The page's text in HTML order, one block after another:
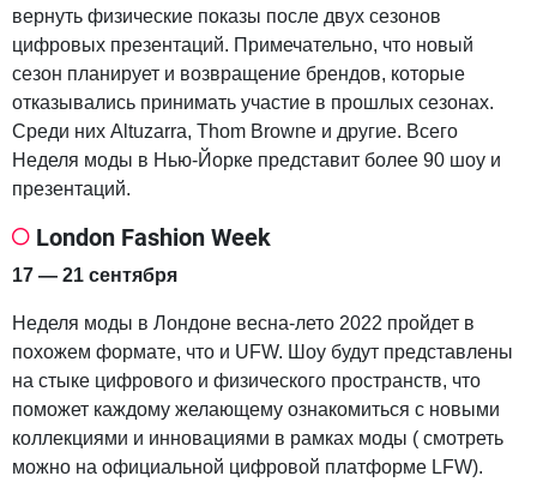
вернуть физические показы после двух сезонов
цифровых презентаций. Примечательно, что новый
сезон планирует и возвращение брендов, которые
отказывались принимать участие в прошлых сезонах.
Среди них Altuzarra, Thom Browne и другие. Всего
Неделя моды в Нью-Йорке представит более 90 шоу и
презентаций.
London Fashion Week
17 — 21 сентября
Неделя моды в Лондоне весна-лето 2022 пройдет в
похожем формате, что и UFW. Шоу будут представлены
на стыке цифрового и физического пространств, что
поможет каждому желающему ознакомиться с новыми
коллекциями и инновациями в рамках моды ( смотреть
можно на официальной цифровой платформе LFW).